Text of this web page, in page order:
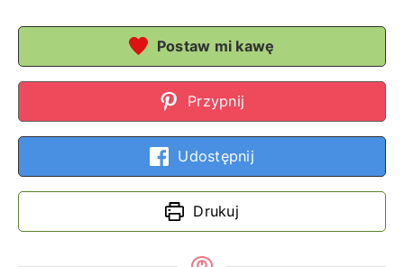
Postaw mi kawę
Przypnij
Udostępnij
Drukuj